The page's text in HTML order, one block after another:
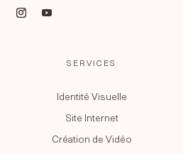
SERVICES
Identité Visuelle
Site Internet
Création de Vidéo